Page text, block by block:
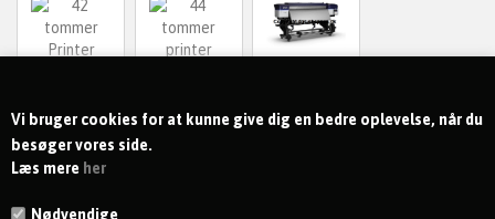
Vi bruger cookies for at kunne give dig en bedre oplevelse, når du
besøger vores side.
Læs mere her
Nødvendige
42
TOMMER